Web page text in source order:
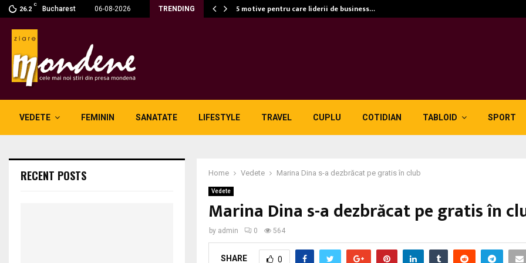
26.2
C
Bucharest 06-08-2026 TRENDING
e noul aliat în… 5 motive pentru care liderii de business…
VEDETE FEMININ SANATATE LIFESTYLE TRAVEL CUPLU COTIDIAN TABLOID SPORT
Home Vedete Marina Dina s-a dezbrăcat pe gratis în club
Vedete
Marina Dina s-a dezbrăcat pe gratis în
by admin 0 564
SHARE 0
RECENT POSTS